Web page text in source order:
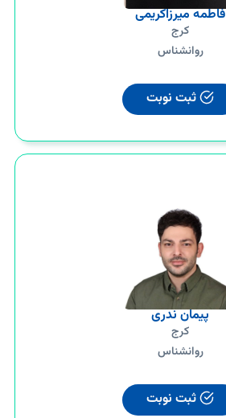
فاطمه میرزاکریمی
کرج
روانشناس
ثبت نوبت
پیمان ندری
کرج
روانشناس
ثبت نوبت